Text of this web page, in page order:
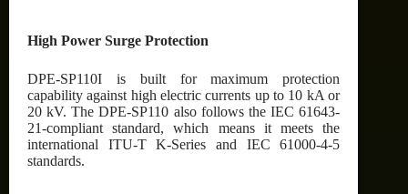
High Power Surge Protection
DPE-SP110I is built for maximum protection
capability against high electric currents up to 10 kA or
20 kV. The DPE-SP110 also follows the IEC 61643-
21-compliant standard, which means it meets the
international ITU-T K-Series and IEC 61000-4-5
standards.